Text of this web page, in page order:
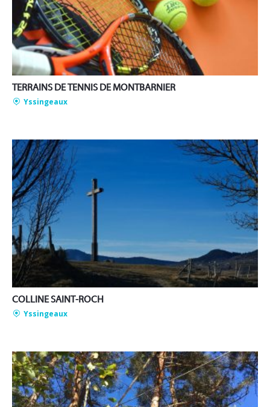
TERRAINS DE TENNIS DE MONTBARNIER
Yssingeaux
COLLINE SAINT-ROCH
Yssingeaux